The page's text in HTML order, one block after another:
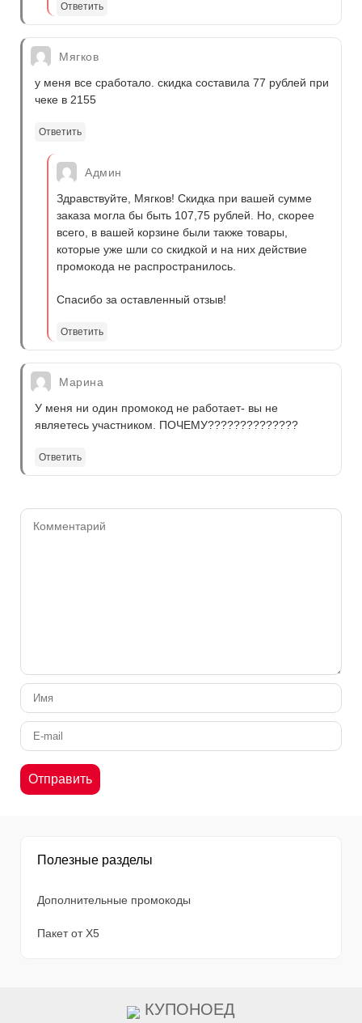
Ответить
Мягков
у меня все сработало. скидка составила 77 рублей при
чеке в 2155
Ответить
Админ
Здравствуйте, Мягков! Скидка при вашей сумме
заказа могла бы быть 107,75 рублей. Но, скорее
всего, в вашей корзине были также товары,
которые уже шли со скидкой и на них действие
промокода не распространилось.
Спасибо за оставленный отзыв!
Ответить
Марина
У меня ни один промокод не работает- вы не
являетесь участником. ПОЧЕМУ??????????????
Ответить
Полезные разделы
Дополнительные промокоды
Пакет от X5
КУПОНОЕД